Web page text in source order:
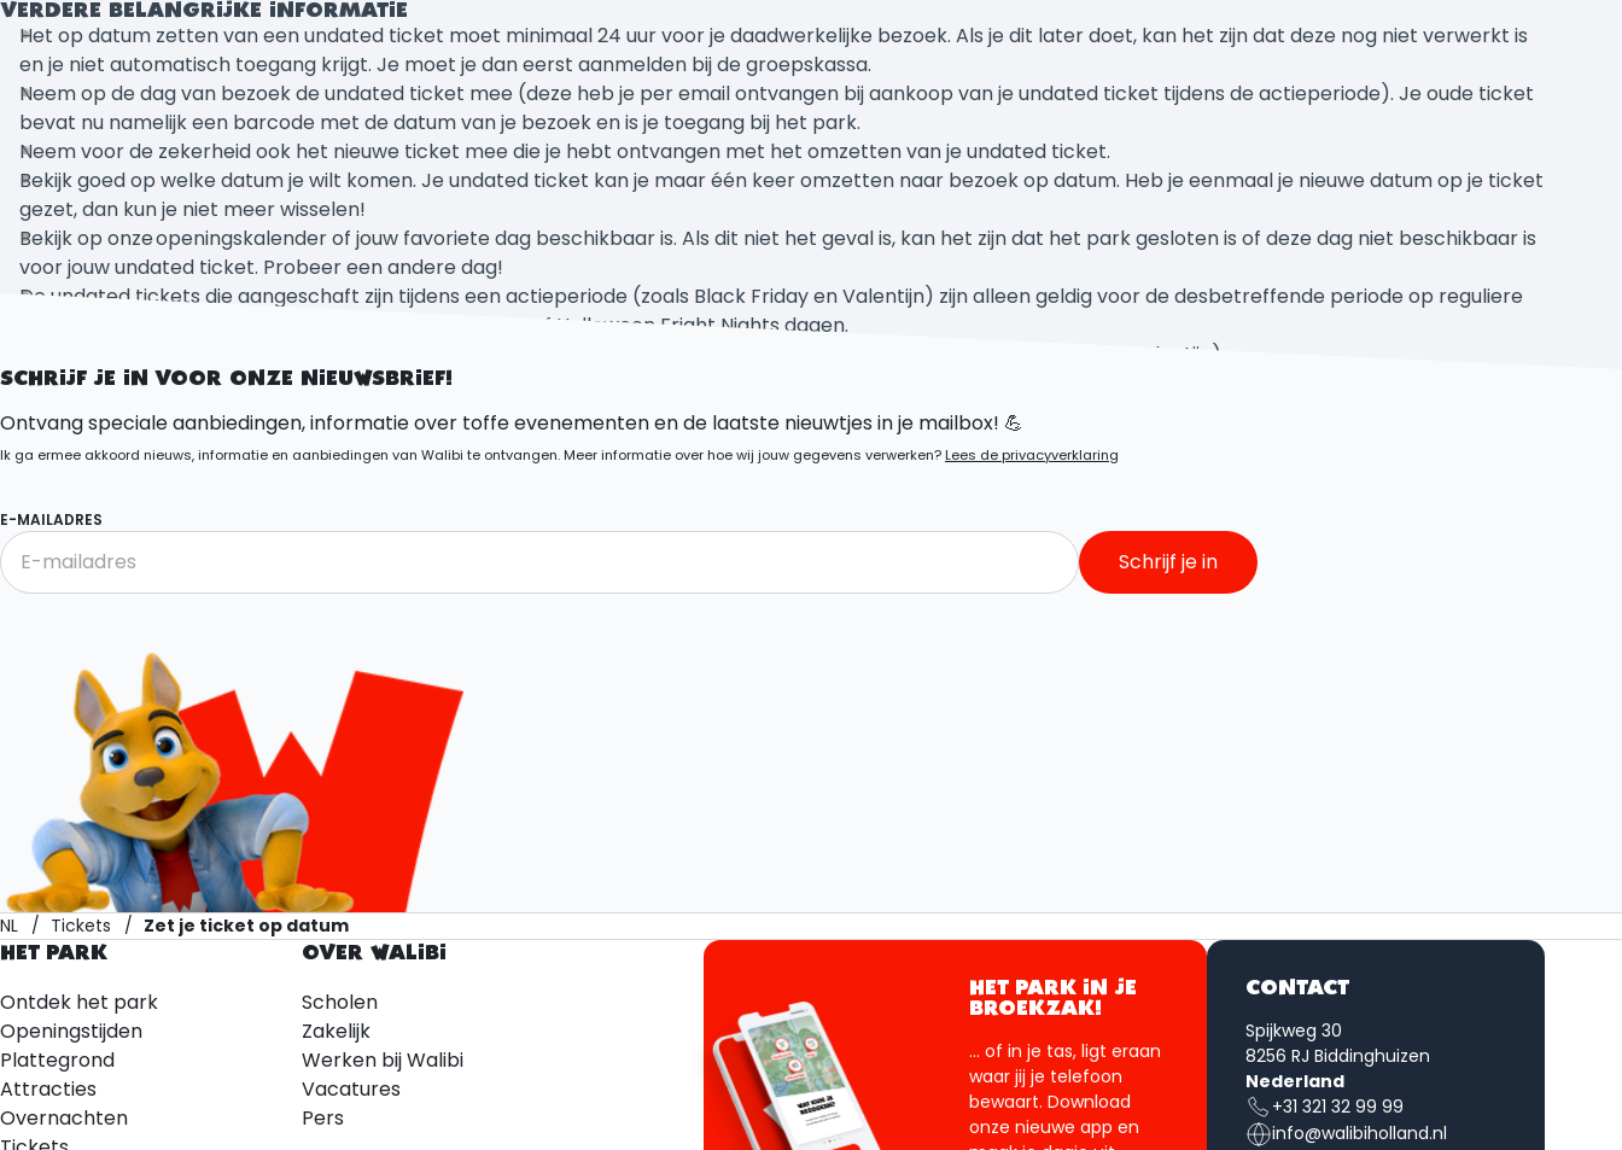
VERDERE BELANGRIJKE INFORMATIE
Het op datum zetten van een undated ticket moet minimaal 24 uur voor je daadwerkelijke bezoek. Als je dit later doet, kan het zijn dat deze nog niet verwerkt is
en je niet automatisch toegang krijgt. Je moet je dan eerst aanmelden bij de groepskassa.
Neem op de dag van bezoek de undated ticket mee (deze heb je per email ontvangen bij aankoop van je undated ticket tijdens de actieperiode). Je oude ticket
bevat nu namelijk een barcode met de datum van je bezoek en is je toegang bij het park.
Neem voor de zekerheid ook het nieuwe ticket mee die je hebt ontvangen met het omzetten van je undated ticket.
Bekijk goed op welke datum je wilt komen. Je undated ticket kan je maar één keer omzetten naar bezoek op datum. Heb je eenmaal je nieuwe datum op je ticket
gezet, dan kun je niet meer wisselen!
Bekijk op onze openingskalender of jouw favoriete dag beschikbaar is. Als dit niet het geval is, kan het zijn dat het park gesloten is of deze dag niet beschikbaar is
voor jouw undated ticket. Probeer een andere dag!
De undated tickets die aangeschaft zijn tijdens een actieperiode (zoals Black Friday en Valentijn) zijn alleen geldig voor de desbetreffende periode op reguliere
dagen. De tickets geven geen toegang tot Walibi Play of Halloween Fright Nights dagen.
alle voorwaarden voor undated tickets die zijn aangeschaft tijdens een actieperiode (zoals Black Friday en Valentijn).
SCHRIJF JE IN VOOR ONZE NIEUWSBRIEF!
Ontvang speciale aanbiedingen, informatie over toffe evenementen en de laatste nieuwtjes in je mailbox! 💪
Ik ga ermee akkoord nieuws, informatie en aanbiedingen van Walibi te ontvangen. Meer informatie over hoe wij jouw gegevens verwerken?Lees de privacyverklaring
E-MAILADRES
Schrijf je in
NL Tickets Zet je ticket op datum
HET PARK
Ontdek het park
Openingstijden
Plattegrond
Attracties
Overnachten
OVER WALIBI
Scholen
Zakelijk
Werken bij Walibi
Vacatures
Pers
HET PARK IN JE
BROEKZAK!
... of in je tas, ligt eraan
waar jij je telefoon
bewaart. Download
onze nieuwe app en
CONTACT
Spijkweg 30
8256 RJ Biddinghuizen
Nederland
+31 321 32 99 99
info@walibiholland.nl